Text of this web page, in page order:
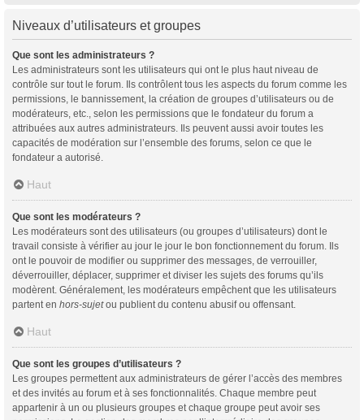
Niveaux d’utilisateurs et groupes
Que sont les administrateurs ?
Les administrateurs sont les utilisateurs qui ont le plus haut niveau de
contrôle sur tout le forum. Ils contrôlent tous les aspects du forum comme les
permissions, le bannissement, la création de groupes d’utilisateurs ou de
modérateurs, etc., selon les permissions que le fondateur du forum a
attribuées aux autres administrateurs. Ils peuvent aussi avoir toutes les
capacités de modération sur l’ensemble des forums, selon ce que le
fondateur a autorisé.
Haut
Que sont les modérateurs ?
Les modérateurs sont des utilisateurs (ou groupes d’utilisateurs) dont le
travail consiste à vérifier au jour le jour le bon fonctionnement du forum. Ils
ont le pouvoir de modifier ou supprimer des messages, de verrouiller,
déverrouiller, déplacer, supprimer et diviser les sujets des forums qu’ils
modèrent. Généralement, les modérateurs empêchent que les utilisateurs
partent en hors-sujetou publient du contenu abusif ou offensant.
Haut
Que sont les groupes d’utilisateurs ?
Les groupes permettent aux administrateurs de gérer l’accès des membres
et des invités au forum et à ses fonctionnalités. Chaque membre peut
appartenir à un ou plusieurs groupes et chaque groupe peut avoir ses